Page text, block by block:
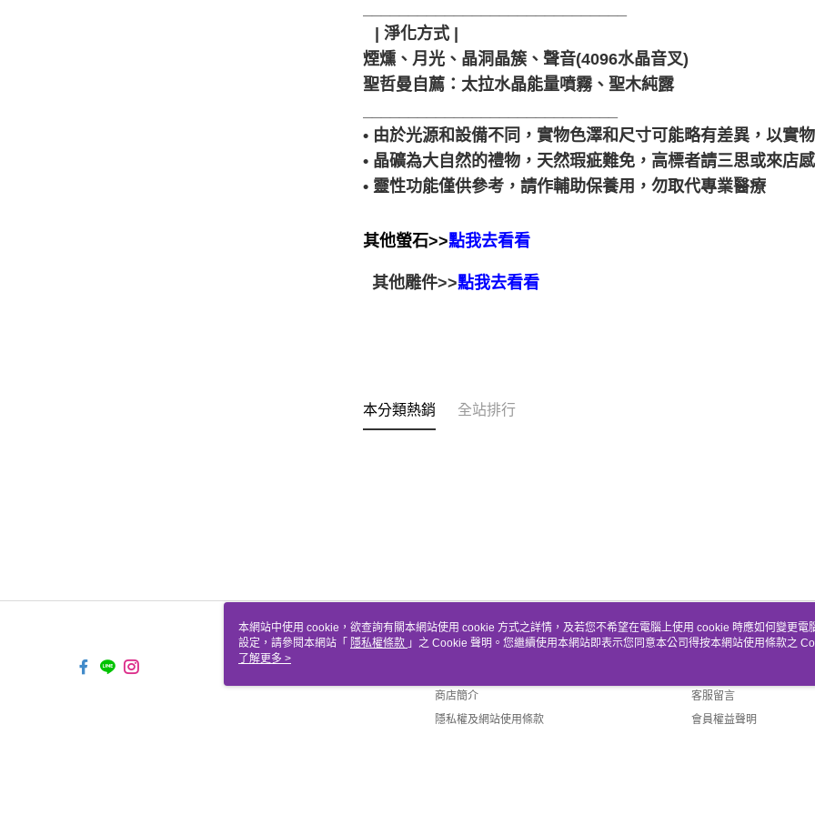
⠀| 淨化方式 |
煙燻、月光、晶洞晶簇、聲音(4096水晶音叉)
聖哲曼自薦：太拉水晶能量噴霧、聖木純露
• 由於光源和設備不同，實物色澤和尺寸可能略有差異，以實
• 晶礦為大自然的禮物，天然瑕疵難免，高標者請三思或來店
• 靈性功能僅供參考，請作輔助保養用，勿取代專業醫療
其他螢石>>點我去看看
其他雕件>>點我去看看
本分類熱銷 全站排行
關於我們
商店簡介
隱私權及網站使用條款
客服資訊
客服留言
會員權益聲明
本網站中使用 cookie，欲查詢有關本網站使用 cookie 方式之詳情，及若您不希望在電腦上使用 cookie 時應如何變更電
設定，請參閱本網站「 隱私權條款 」之 Cookie 聲明。您繼續使用本網站即表示您同意本公司得按本網站使用條款之
使用 cookie。
了解更多 >